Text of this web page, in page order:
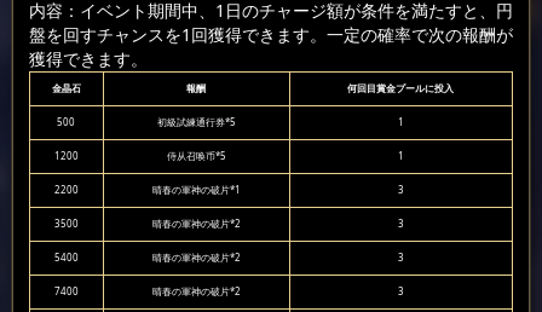
内容：イベント期間中、1日のチャージ額が条件を満たすと、円
盤を回すチャンスを1回獲得できます。一定の確率で次の報酬が
獲得できます。
金晶石 報酬 何回目賞金プールに投入
500 初級試練通行券*5 1
1200 侍从召唤币*5 1
2200 晴春の軍神の破片*1 3
3500 晴春の軍神の破片*2 3
5400 晴春の軍神の破片*2 3
7400 晴春の軍神の破片*2 3